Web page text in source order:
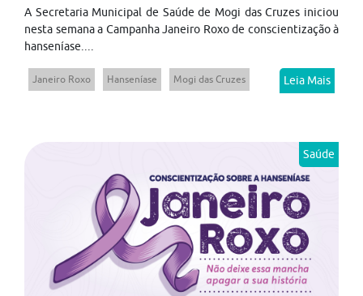
A Secretaria Municipal de Saúde de Mogi das Cruzes iniciou
nesta semana a Campanha Janeiro Roxo de conscientização à
hanseníase....
Janeiro Roxo Hanseníase Mogi das Cruzes Leia Mais
Saúde